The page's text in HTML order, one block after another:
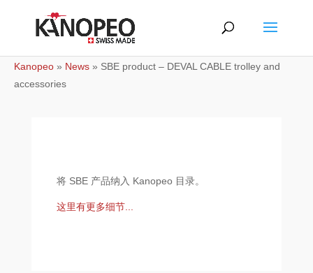
Kanopeo » News » SBE product – DEVAL CABLE trolley and
accessories
将 SBE 产品纳入 Kanopeo 目录。
这里有更多细节...